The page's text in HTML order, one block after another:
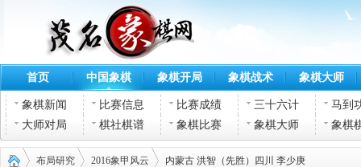
首页 中国象棋 象棋开局 象棋战术 象棋大师
象棋新闻 比赛信息 比赛成绩 三十六计
马到
大师对局
棋社棋谱 象棋比赛 象棋大师 象棋
布局研究 2016象甲风云 内蒙古 洪智（先胜）四川 李少庚